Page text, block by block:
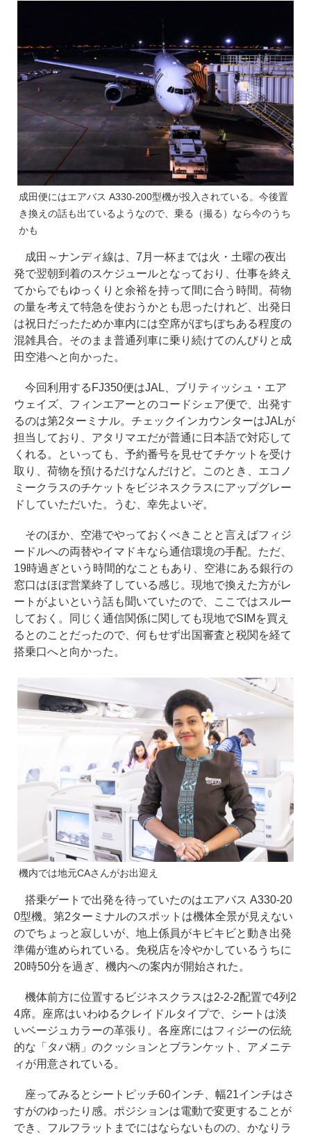
成田便にはエアバス A330-200型機が投入されている。今後置
き換えの話も出ているようなので、乗る（撮る）なら今のうち
かも
成田～ナンディ線は、7月一杯までは火・土曜の夜出
発で翌朝到着のスケジュールとなっており、仕事を終え
てからでもゆっくりと余裕を持って間に合う時間。荷物
の量を考えて特急を使おうかとも思ったけれど、出発日
は祝日だったためか車内には空席がぼちぼちある程度の
混雑具合。そのまま普通列車に乗り続けてのんびりと成
田空港へと向かった。
今回利用するFJ350便はJAL、ブリティッシュ・エア
ウェイズ、フィンエアーとのコードシェア便で、出発す
るのは第2ターミナル。チェックインカウンターはJALが
担当しており、アタリマエだが普通に日本語で対応して
くれる。といっても、予約番号を見せてチケットを受け
取り、荷物を預けるだけなんだけど。このとき、エコノ
ミークラスのチケットをビジネスクラスにアップグレー
ドしていただいた。うむ、幸先よいぞ。
そのほか、空港でやっておくべきことと言えばフィジ
ードルへの両替やイマドキなら通信環境の手配。ただ、
19時過ぎという時間的なこともあり、空港にある銀行の
窓口はほぼ営業終了している感じ。現地で換えた方がレ
ートがよいという話も聞いていたので、ここではスルー
しておく。同じく通信関係に関しても現地でSIMを買え
るとのことだったので、何もせず出国審査と税関を経て
搭乗口へと向かった。
機内では地元CAさんがお出迎え
搭乗ゲートで出発を待っていたのはエアバス A330-20
0型機。第2ターミナルのスポットは機体全景が見えない
のでちょっと寂しいが、地上係員がキビキビと動き出発
準備が進められている。免税店を冷やかしているうちに
20時50分を過ぎ、機内への案内が開始された。
機体前方に位置するビジネスクラスは2-2-2配置で4列2
4席。座席はいわゆるクレイドルタイプで、シートは淡
いベージュカラーの革張り。各座席にはフィジーの伝統
的な「タパ柄」のクッションとブランケット、アメニテ
ィが用意されている。
座ってみるとシートピッチ60インチ、幅21インチはさ
すがのゆったり感。ポジションは電動で変更することが
でき、フルフラットまでにはならないものの、かなりラ